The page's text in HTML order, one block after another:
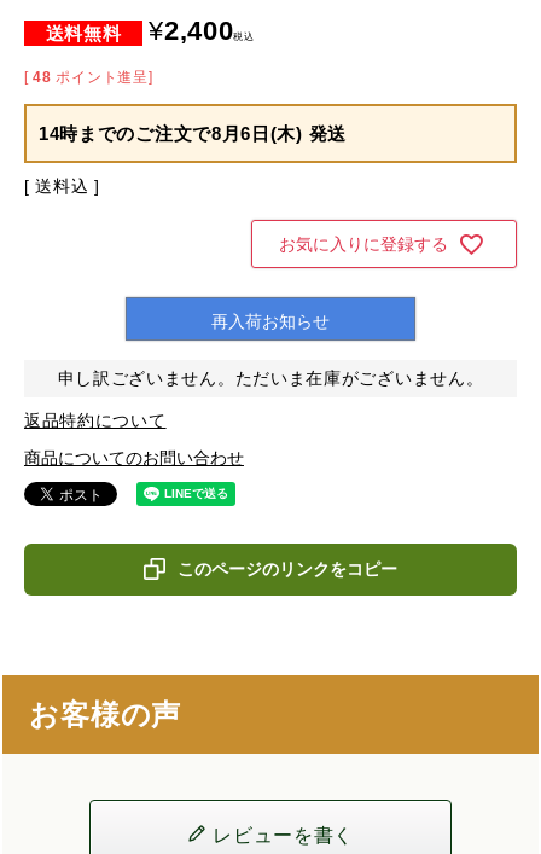
¥2,400税込
[ 48 ポイント進呈]
14時までのご注文で8月6日(木) 発送
送料込
お気に入りに登録する
再入荷お知らせ
申し訳ございません。ただいま在庫がございません。
返品特約について
商品についてのお問い合わせ
このページのリンクをコピー
お客様の声
レビューを書く